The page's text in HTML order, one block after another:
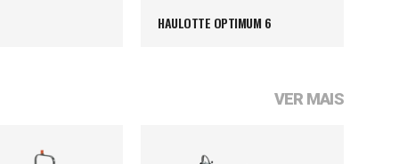
HAULOTTE OPTIMUM 6
VER MAIS